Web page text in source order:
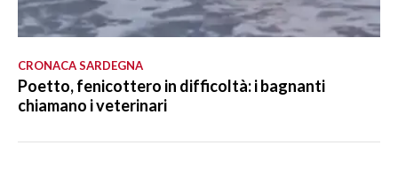
CRONACA SARDEGNA
Poetto, fenicottero in difficoltà: i bagnanti
chiamano i veterinari